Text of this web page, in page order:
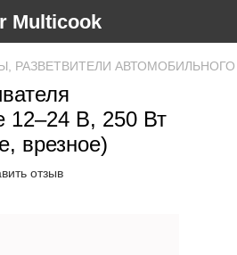
Multicook
РАЗВЕТВИТЕЛИ
12–24 В, 250 Вт
врезное)
отзыв